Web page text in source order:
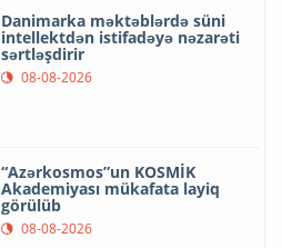
Danimarka məktəblərdə süni
intellektdən istifadəyə nəzarəti
sərtləşdirir
08-08-2026
“Azərkosmos”un KOSMİK
Akademiyası mükafata layiq
görülüb
08-08-2026